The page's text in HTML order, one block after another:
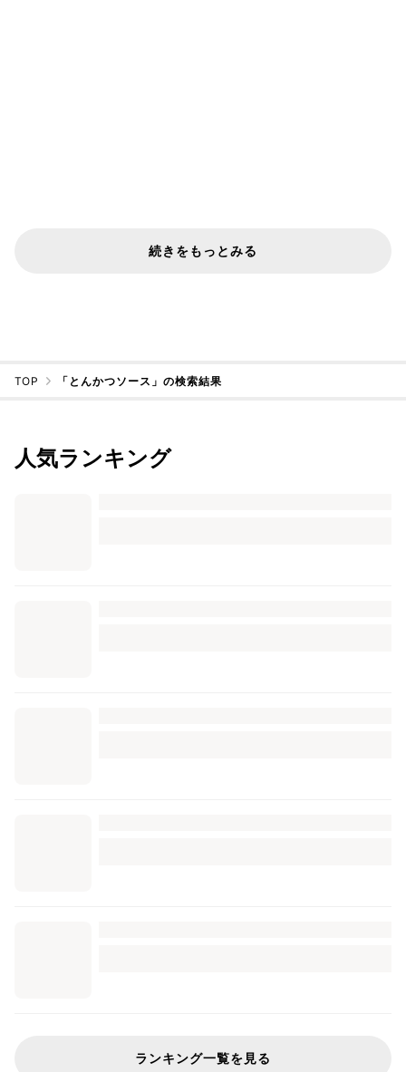
続きをもっとみる
TOP 「とんかつソース」の検索結果
人気ランキング
ランキング一覧を見る